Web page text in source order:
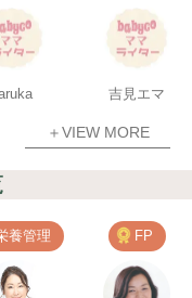
吉見エマ
＋VIEW MORE
養管理 FP